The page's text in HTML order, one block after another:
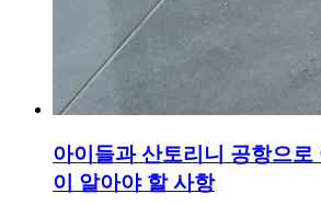
아이들과 산토리니 공항으
이 알아야 할 사항